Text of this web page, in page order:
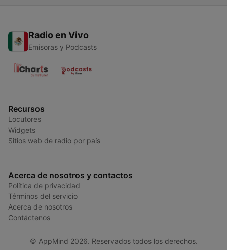
Radio en Vivo
Emisoras y Podcasts
Recursos
Locutores
Widgets
Sitios web de radio por país
Acerca de nosotros y contactos
Política de privacidad
Términos del servicio
Acerca de nosotros
Contáctenos
© AppMind 2026. Reservados todos los derechos.